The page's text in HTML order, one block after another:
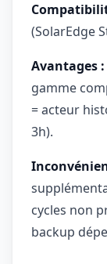
(SolarEdge
Avantages :
gamme
= acteur
3h).
cycles non
backup